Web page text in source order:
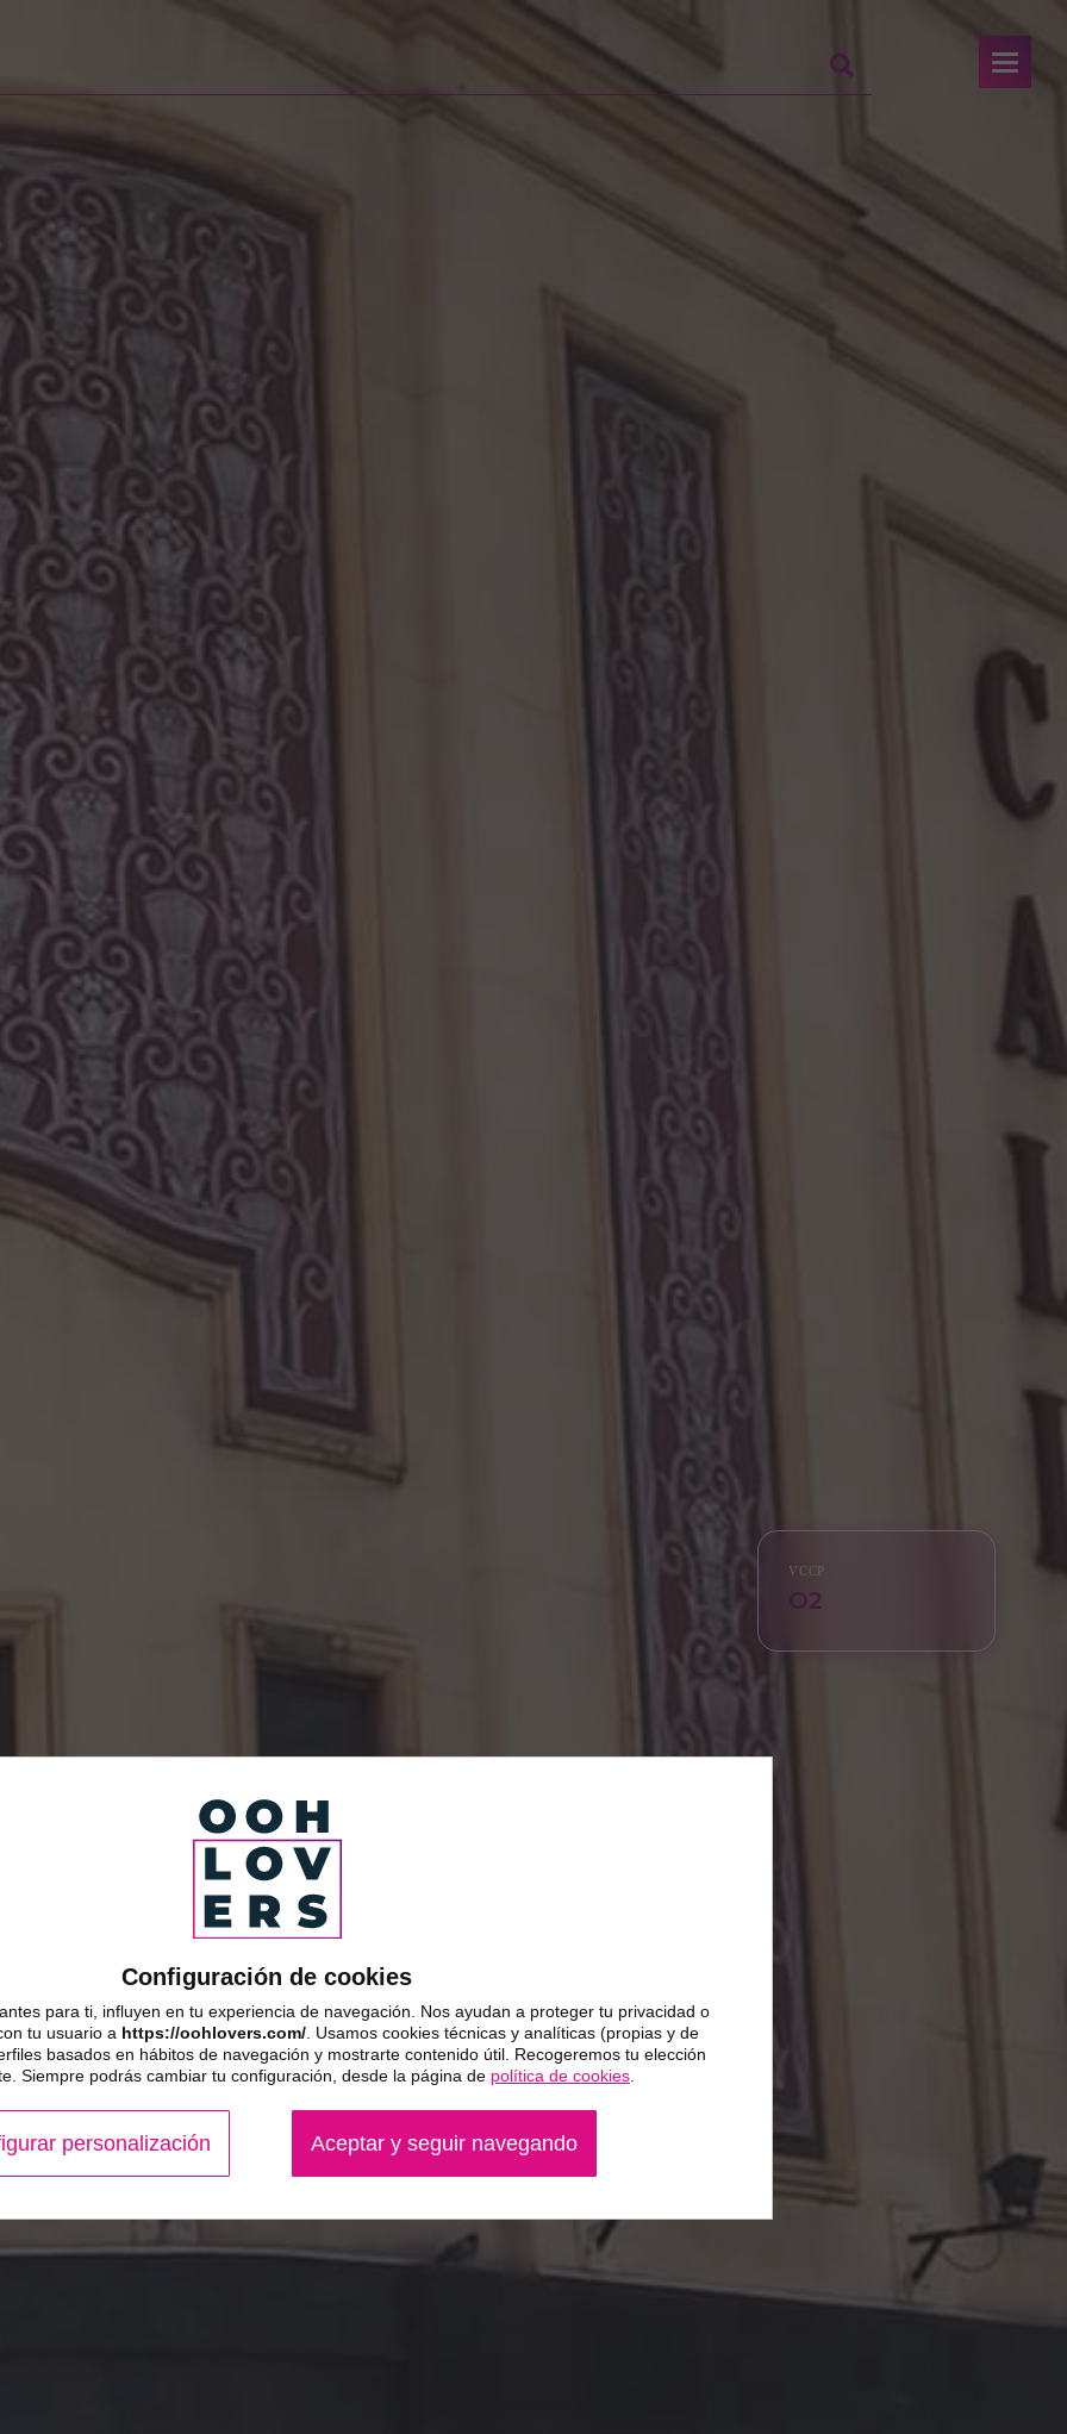
VCCP
O2
Configuración de cookies
para ti, influyen en tu experiencia de navegación. Nos ayudan a proteger tu privacidad o
tu usuario a https://oohlovers.com/. Usamos cookies técnicas y analíticas (propias y de
basados en hábitos de navegación y mostrarte contenido útil. Recogeremos tu elección
Siempre podrás cambiar tu configuración, desde la página de política de cookies.
personalización Aceptar y seguir navegando